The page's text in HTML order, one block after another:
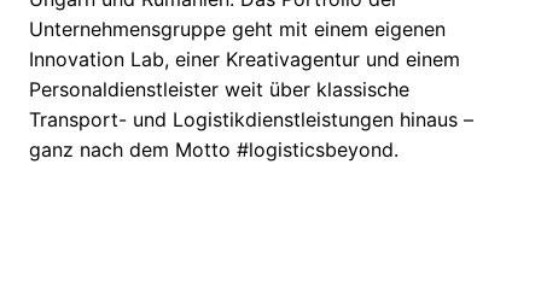
Unternehmensgruppe geht mit einem eigenen
Innovation Lab, einer Kreativagentur und einem
Personaldienstleister weit über klassische
Transport- und Logistikdienstleistungen hinaus –
ganz nach dem Motto #logisticsbeyond.